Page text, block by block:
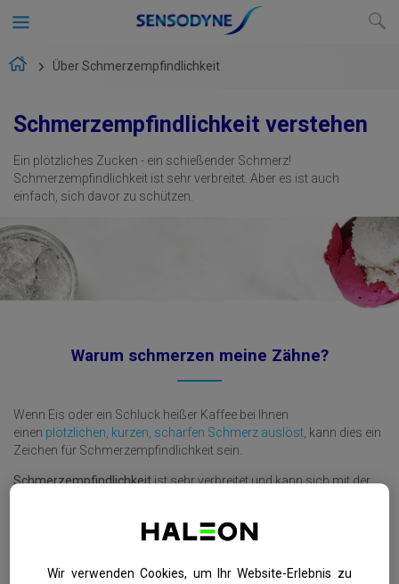
Über Schmerzempfindlichkeit
Schmerzempfindlichkeit verstehen
Ein plötzliches Zucken - ein schießender Schmerz!
Schmerzempfindlichkeit ist sehr verbreitet. Aber es ist auch
einfach, sich davor zu schützen.
Warum schmerzen meine Zähne?
Wenn Eis oder ein Schluck heißer Kaffee bei Ihnen
einen plötzlichen, kurzen, scharfen Schmerz auslöst, kann dies ein
Zeichen für Schmerzempfindlichkeit sein.
Schmerzempfindlichkeitist sehr verbreitet und kann sich mit der
Wir verwenden Cookies, um Ihr Website-Erlebnis zu